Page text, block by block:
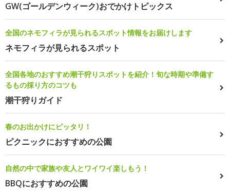
GW(ゴールデンウィーク)おでかけトピックス
全国のネモフィラが見られるスポット情報をお届けします
ネモフィラが見られるスポット
全国各地のおすすめ潮干狩りスポットを紹介！旬な時期や準備す
るもの採り方のコツも
潮干狩りガイド
春のお出かけにピッタリ！
ピクニックにおすすめの公園
自然の中で家族や友人とワイワイ楽しもう！
BBQにおすすめの公園